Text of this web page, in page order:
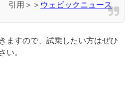
引用＞＞ ウェビックニュース
ますので、試乗したい方はぜひ
い。